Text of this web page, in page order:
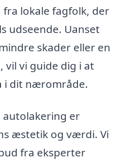
lokale fagfolk, der
udseende. Uanset
skader eller en
vil vi guide dig i at
i dit nærområde.
er
æstetik og værdi. Vi
fra eksperter